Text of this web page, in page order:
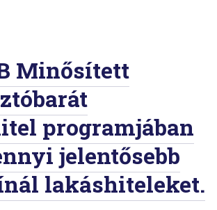
Minősített
programjában
jelentősebb
lakáshiteleket.